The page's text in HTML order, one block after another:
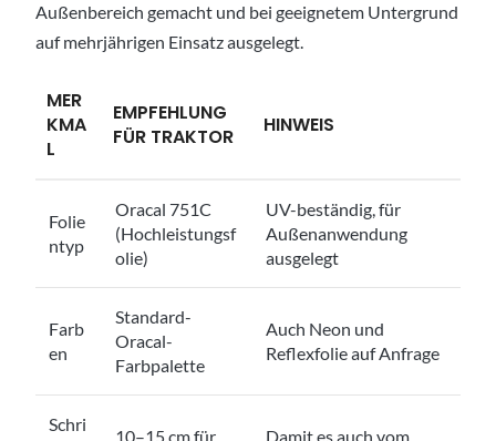
Außenbereich gemacht und bei geeignetem Untergrund
auf mehrjährigen Einsatz ausgelegt.
MER
KMA
L
EMPFEHLUNG
FÜR TRAKTOR
HINWEIS
Folie
ntyp
Oracal 751C
(Hochleistungsf
olie)
UV-beständig, für
Außenanwendung
ausgelegt
Farb
en
Standard-
Oracal-
Farbpalette
Auch Neon und
Reflexfolie auf Anfrage
Schri
10–15 cm für
Damit es auch vom